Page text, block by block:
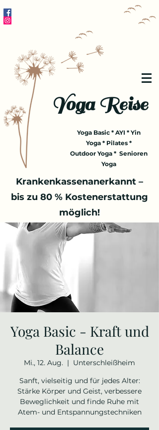
Yoga Reise
Yoga Basic * AYI * Yin
Yoga * Pilates *
Outdoor Yoga * Senioren
Yoga
Krankenkassenanerkannt –
bis zu 80 % Kostenerstattung
möglich!
Yoga Basic - Kraft und
Balance
Mi., 12. Aug.
  |
Unterschleißheim
Sanft, vielseitig und für jedes Alter:
Stärke Körper und Geist, verbessere
Beweglichkeit und finde Ruhe mit
Atem- und Entspannungstechniken